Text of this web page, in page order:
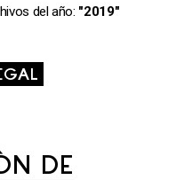
del año: "2019"
DE